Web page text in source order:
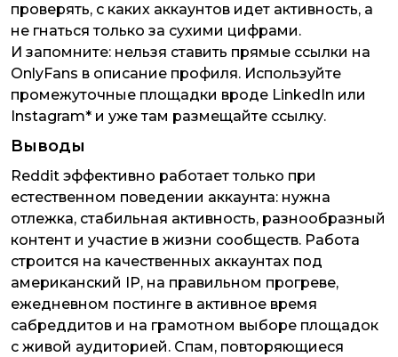
проверять, с каких аккаунтов идет активность, а
не гнаться только за сухими цифрами.
И запомните: нельзя ставить прямые ссылки на
OnlyFans в описание профиля. Используйте
промежуточные площадки вроде LinkedIn или
Instagram* и уже там размещайте ссылку.
Выводы
Reddit эффективно работает только при
естественном поведении аккаунта: нужна
отлежка, стабильная активность, разнообразный
контент и участие в жизни сообществ. Работа
строится на качественных аккаунтах под
американский IP, на правильном прогреве,
ежедневном постинге в активное время
сабреддитов и на грамотном выборе площадок
с живой аудиторией. Спам, повторяющиеся